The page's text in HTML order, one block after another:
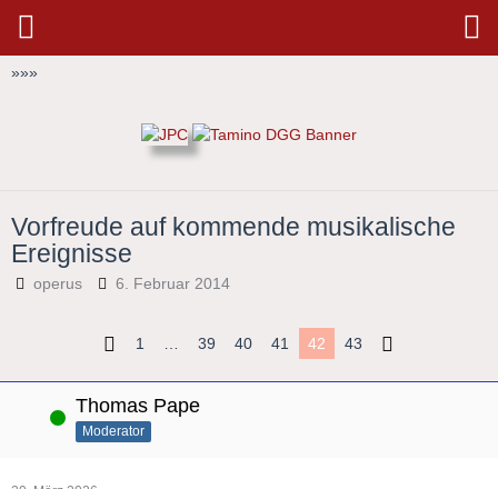
»»»
Vorfreude auf kommende musikalische
Ereignisse
operus 6. Februar 2014
1 … 39 40 41 42 43
Online Thomas Pape
Moderator